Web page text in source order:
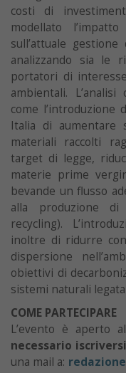
costi di
modellato
sull’attuale
analizzando sia le
portatori di
ambientali.
come l’introduzione
Italia di aumentare
materiali raccolti
target di legge,
materie prime
bevande un flusso
alla produzione
recycling).
inoltre di ridurre
dispersione
obiettivi di
sistemi naturali
COME PARTECIPARE
L’evento è aperto
necessario iscriversi
una mail a: